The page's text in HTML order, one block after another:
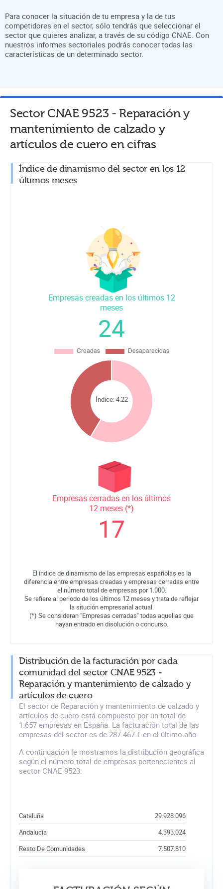
Para conocer la situación de tu empresa y la de tus
competidores en el sector, sólo tendrás que seleccionar el
sector que quieres analizar, a través de su código CNAE. Con
nuestros informes sectoriales podrás conocer todas las
características de un determinado sector.
Sector CNAE 9523 - Reparación y
mantenimiento de calzado y
artículos de cuero en cifras
Índice de dinamismo del sector en los 12
últimos meses
Empresas creadas en los últimos 12
meses
24
Índice:4.22
Empresas cerradas en los últimos
12 meses (*)
17
El índice de dinamismo de las empresas españolas es la
diferencia entre empresas creadas y empresas cerradas entre
el número total de empresas por 1.000.
Se refiere al periodo de los últimos 12 meses y trata de reflejar
la situción empresarial actual.
(*) Se consideran "Empresas cerradas" todas aquellas que
hayan entrado en disolución o concurso.
Distribución de la facturación por cada
comunidad del sector CNAE 9523 -
Reparación y mantenimiento de calzado y
artículos de cuero
El sector de Reparación y mantenimiento de calzado y
artículos de cuero está compuesto por un total de
1.657 empresas en España. La facturación total de las
empresas del sector es de 287.467 € en el último año
A continuación le mostramos la distribución geográfica
según el número total de empresas pertenecientes al
sector CNAE 9523:
Cataluña
29.928.096
Andalucía
4.393.024
Resto De Comunidades
7.507.810